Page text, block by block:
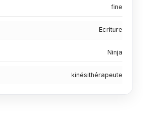
fine
Ecriture
Ninja
kinésithérapeute